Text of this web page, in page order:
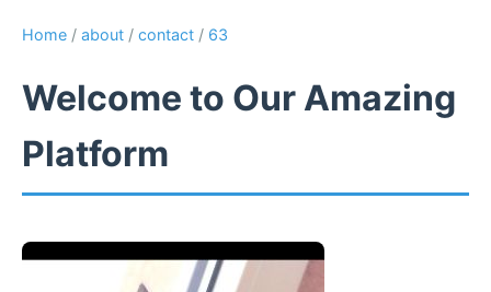
Home / about / contact / 63
Welcome to Our Amazing
Platform